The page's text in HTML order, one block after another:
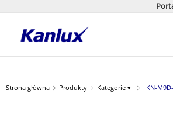
główna
Strona główna Produkty Kategorie ▾ KN-